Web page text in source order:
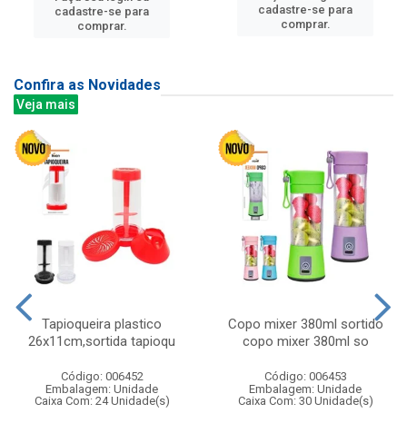
cadastre-se para
comprar.
cadastre-se para
comprar.
Confira as Novidades
Veja mais
Tapioqueira plastico
26x11cm,sortida tapioqu
Código: 006452
Embalagem: Unidade
Caixa Com: 24 Unidade(s)
Copo mixer 380ml sortido
copo mixer 380ml so
Código: 006453
Embalagem: Unidade
Caixa Com: 30 Unidade(s)